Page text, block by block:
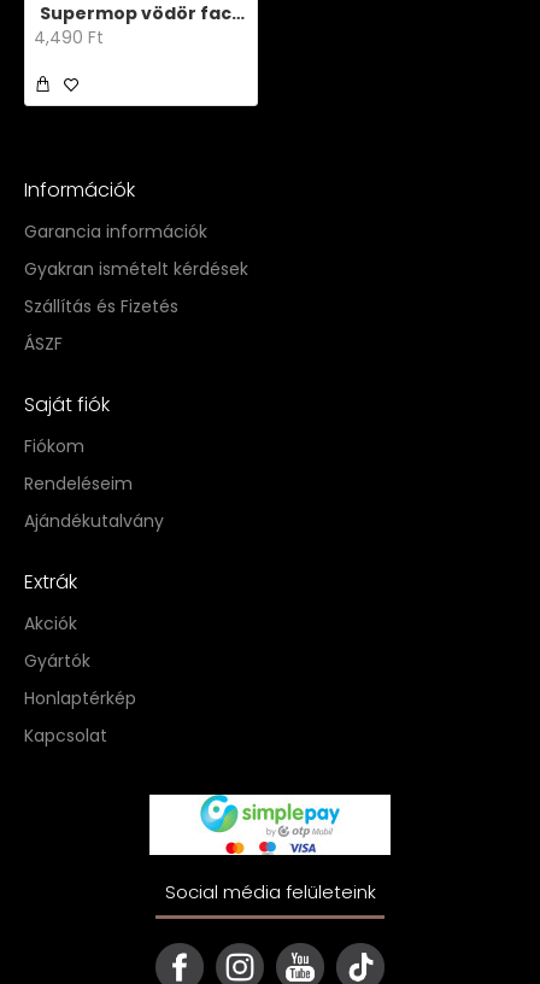
Supermop vödör facsaróval
4,490 Ft
Információk
Garancia információk
Gyakran ismételt kérdések
Szállítás és Fizetés
ÁSZF
Saját fiók
Fiókom
Rendeléseim
Ajándékutalvány
Extrák
Akciók
Gyártók
Honlaptérkép
Kapcsolat
Social média felületeink